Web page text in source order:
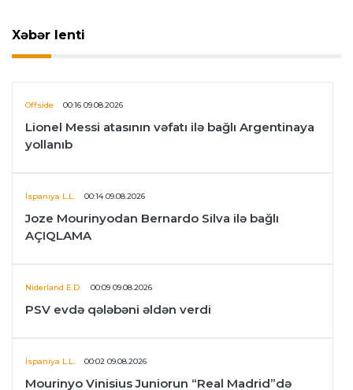
Xəbər lenti
Offside 00:16 09.08.2026
Lionel Messi atasının vəfatı ilə bağlı Argentinaya
yollanıb
İspaniya L.L. 00:14 09.08.2026
Joze Mourinyodan Bernardo Silva ilə bağlı
AÇIQLAMA
Niderland E.D. 00:09 09.08.2026
PSV evdə qələbəni əldən verdi
İspaniya L.L. 00:02 09.08.2026
Mourinyo Vinisius Juniorun “Real Madrid”də